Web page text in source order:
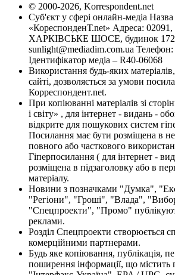
© 2000-2026, Korrespondent.net
Суб'єкт у сфері онлайн-медіа
«КореспонденТ.net» Адреса: 02091,
ХАРКІВСЬКЕ ШОСЕ, будинок 172-
sunlight@mediadim.com.ua Телефон:
Ідентифікатор медіа – R40-06068
Використання будь-яких
сайті, дозволяється за умови
Корреспондент.net.
При копіюванні матеріалів зі
і світу» , для інтернет - видань -
відкрите для пошукових систем
Посилання має бути розміщена в
повного або часткового
Гіперпосилання ( для інтернет -
розміщена в підзаголовку або в
матеріалу.
Новини з позначками "Думка",
"Регіони", "Гроші", "Влада",
"Спецпроекти", "Промо"
реклами.
Розділ Спецпроекти створюється
комерційними партнерами.
Будь яке копіювання, публікація,
поширення інформації, що містить